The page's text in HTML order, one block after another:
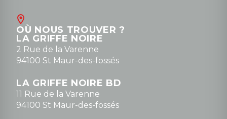
contact@la-griffe-noire.com
0148836747
OÙ NOUS TROUVER ?
LA GRIFFE NOIRE
2 Rue de la Varenne
94100 St Maur-des-fossés
LA GRIFFE NOIRE BD
11 Rue de la Varenne
94100 St Maur-des-fossés